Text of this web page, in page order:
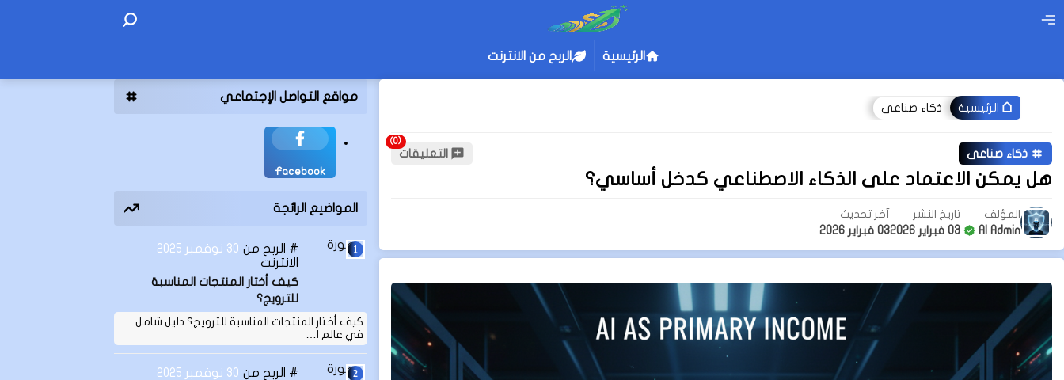
الرئيسية الربح من الانترنت
الرئيسية ذكاء صناعى
ذكاء صناعى التعليقات
هل يمكن الاعتماد على الذكاء الاصطناعي كدخل أساسي؟
المؤلف
AI Admin
تاريخ النشر
03 فبراير 2026
آخر تحديث
03 فبراير 2026
مواقع التواصل الإجتماعي
Facebook
المواضيع الرائجة
الربح من
الانترنت
30 نوفمبر 2025
كيف أختار المنتجات المناسبة
للترويج؟
كيف أختار المنتجات المناسبة للترويج؟ دليل شامل
في عالم ا…
الربح من 30 نوفمبر 2025